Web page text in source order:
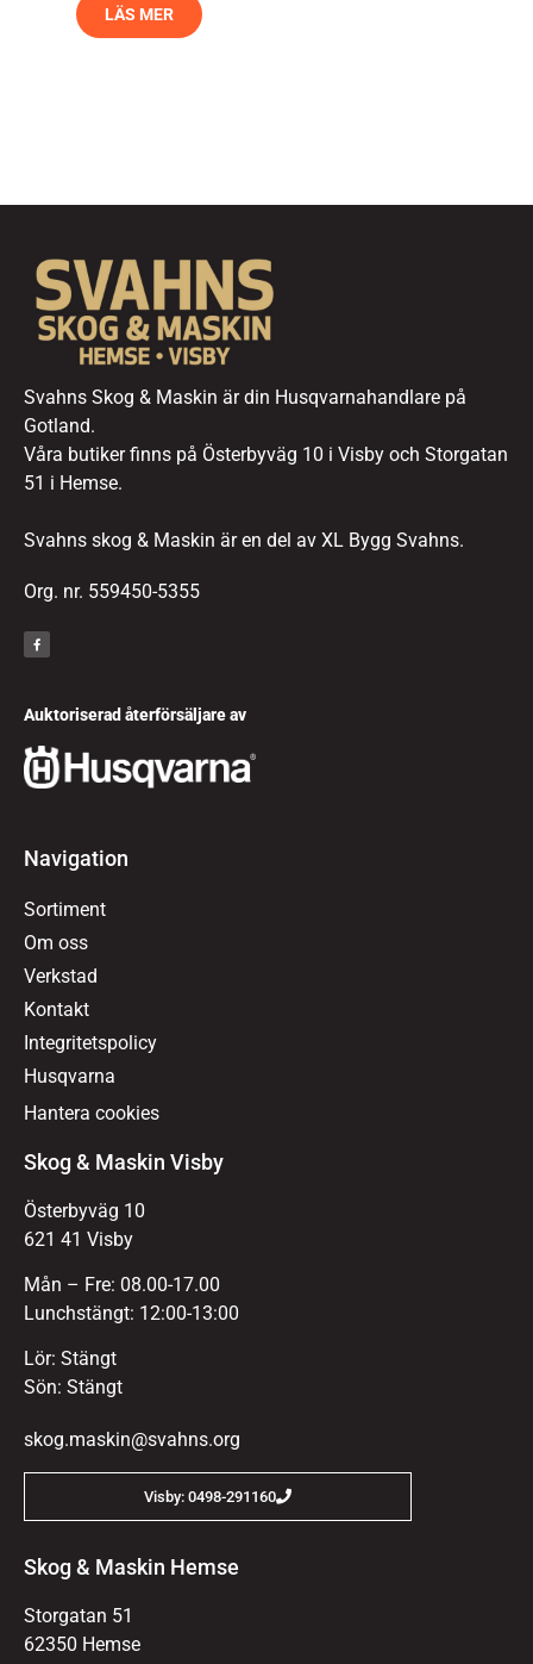
LÄS MER
Svahns Skog & Maskin är din Husqvarnahandlare på
Gotland.
Våra butiker finns på Österbyväg 10 i Visby och Storgatan
51 i Hemse.
Svahns skog & Maskin är en del av XL Bygg Svahns.
Org. nr. 559450-5355
Auktoriserad återförsäljare av
Navigation
Sortiment
Om oss
Verkstad
Kontakt
Integritetspolicy
Husqvarna
Hantera cookies
Skog & Maskin Visby
Österbyväg 10
621 41 Visby
Mån – Fre: 08.00-17.00
Lunchstängt: 12:00-13:00
Lör: Stängt
Sön: Stängt
skog.maskin@svahns.org
Visby: 0498-291160
Skog & Maskin Hemse
Storgatan 51
62350 Hemse